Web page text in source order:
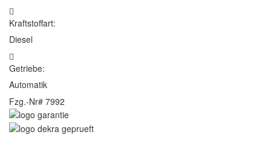
Kraftstoffart:
Diesel
Getriebe:
Automatik
Fzg.-Nr# 7992